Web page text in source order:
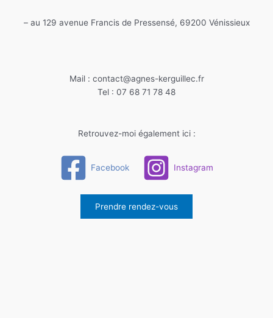
– au 129 avenue Francis de Pressensé, 69200 Vénissieux
Mail : contact@agnes-kerguillec.fr
Tel : 07 68 71 78 48
Retrouvez-moi également ici :
Facebook Instagram
Prendre rendez-vous